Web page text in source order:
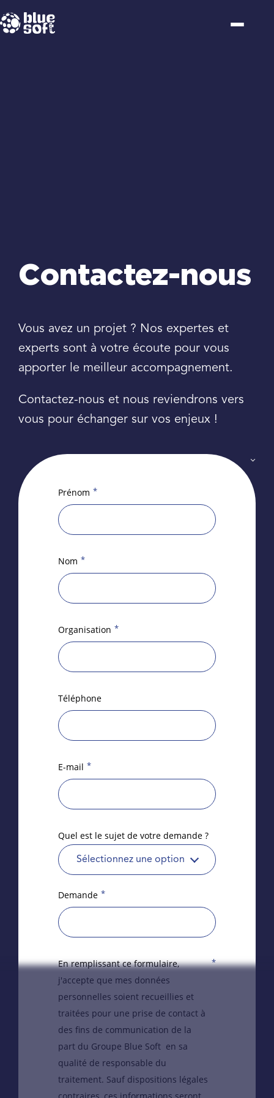
Passer
au
Contactez-nous
Vous avez un projet ? Nos expertes et
experts sont à votre écoute pour vous
apporter le meilleur accompagnement.
Contactez-nous et nous reviendrons vers
vous pour échanger sur vos enjeux !
Prénom *
Nom *
Organisation *
Téléphone
E-mail *
Quel est le sujet de votre demande ?
Sélectionnez une option
Demande *
En remplissant ce formulaire,
j'accepte que mes données
personnelles soient recueillies et
traitées pour une prise de contact à
des fins de communication de la
part du Groupe Blue Soft en sa
qualité de responsable du
traitement. Sauf dispositions légales
*